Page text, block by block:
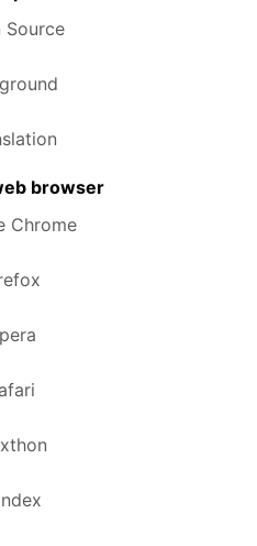
Source
browser
Chrome